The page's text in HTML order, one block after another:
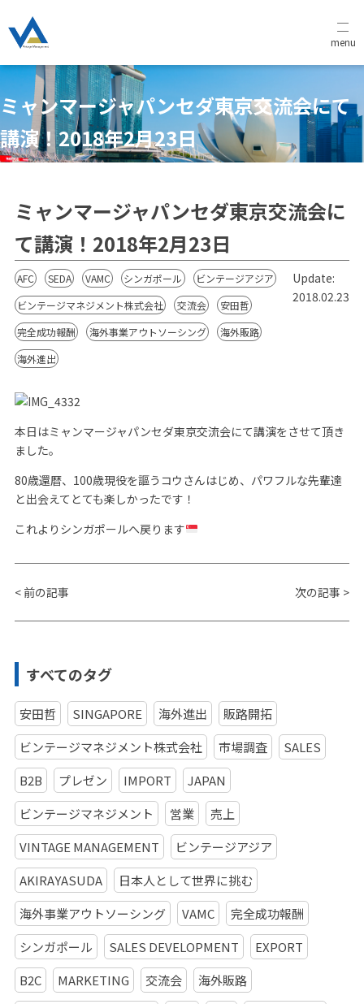
menu
ミャンマージャパンセダ東京交流会にて
講演！2018年2月23日
ミャンマージャパンセダ東京交流会に
て講演！2018年2月23日
AFC SEDA VAMC シンガポール
ビンテージアジア
ビンテージマネジメント株式会社
交流会
安田哲
完全成功報酬
海外事業アウトソーシング
海外販路
海外進出
Update:
2018.02.23
本日はミャンマージャパンセダ東京交流会にて講演をさせて頂き
ました。
80歳還暦、100歳現役を謳うコウさんはじめ、パワフルな先輩達
と出会えてとても楽しかったです！
これよりシンガポールへ戻ります
< 前の記事 次の記事 >
すべてのタグ
安田哲 SINGAPORE 海外進出
販路開拓
ビンテージマネジメント株式会社
市場調査
SALES
B2B
プレゼン IMPORT
JAPAN
ビンテージマネジメント
営業
売上
VINTAGE MANAGEMENT
ビンテージアジア
AKIRAYASUDA
日本人として世界に挑む
海外事業アウトソーシング
VAMC
完全成功報酬
シンガポール
SALES DEVELOPMENT
EXPORT
B2C
MARKETING 交流会
海外販路